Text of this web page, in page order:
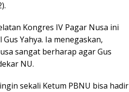
Kongres IV Pagar Nusa ini
Yahya. Ia menegaskan,
sangat berharap agar Gus
NU.
sekali Ketum PBNU bisa hadir